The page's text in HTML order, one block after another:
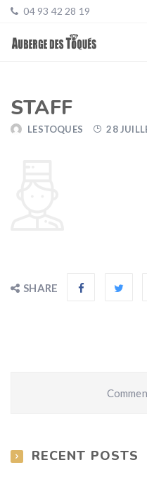
04 93 42 28 19
STAFF
LESTOQUES 28
SHARE
RECENT POSTS